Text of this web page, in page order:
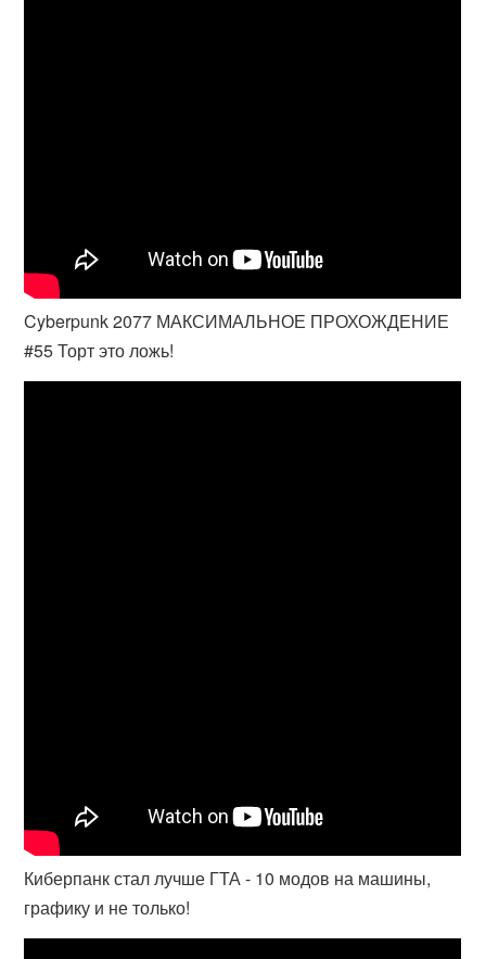
Cyberpunk 2077 МАКСИМАЛЬНОЕ ПРОХОЖДЕНИЕ
#55 Торт это ложь!
Киберпанк стал лучше ГТА - 10 модов на машины,
графику и не только!